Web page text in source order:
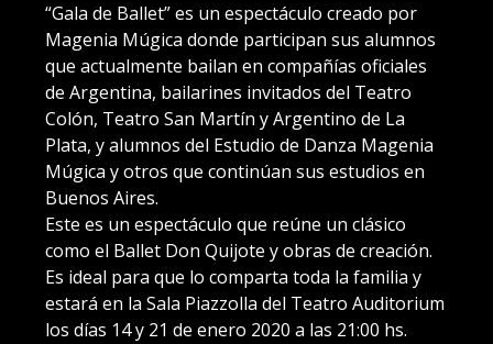
“Gala de Ballet” es un espectáculo creado por
Magenia Múgica donde participan sus alumnos
que actualmente bailan en compañías oficiales
de Argentina, bailarines invitados del Teatro
Colón, Teatro San Martín y Argentino de La
Plata, y alumnos del Estudio de Danza Magenia
Múgica y otros que continúan sus estudios en
Buenos Aires.
Este es un espectáculo que reúne un clásico
como el Ballet Don Quijote y obras de creación.
Es ideal para que lo comparta toda la familia y
estará en la Sala Piazzolla del Teatro Auditorium
los días 14 y 21 de enero 2020 a las 21:00 hs.